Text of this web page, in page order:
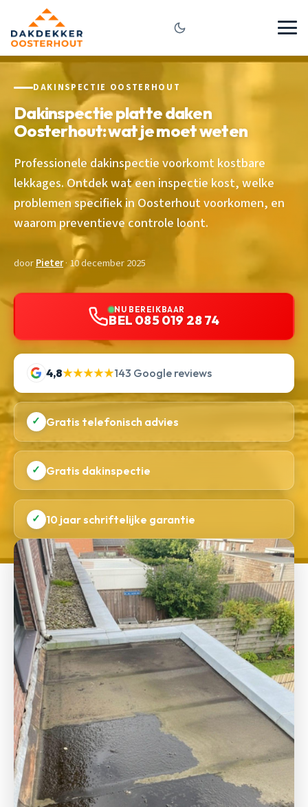
DAKINSPECTIE OOSTERHOUT
Dakinspectie platte daken
Oosterhout: wat je moet weten
Professionele dakinspectie voorkomt kostbare
lekkages. Ontdek wat een inspectie kost, welke
problemen specifiek in Oosterhout voorkomen, en
waarom preventieve controle loont.
doorPieter· 10 december 2025
NU BEREIKBAAR
BEL 085 019 28 74
4,8★★★★★143 Google reviews
✓ Gratis telefonisch advies
✓ Gratis dakinspectie
✓ 10 jaar schriftelijke garantie